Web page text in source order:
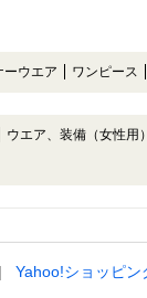
ーウエア ワンピース
ウエア、装備（女性用）
Yahoo!ショッピン